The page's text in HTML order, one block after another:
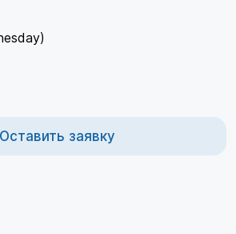
Оставить заявку